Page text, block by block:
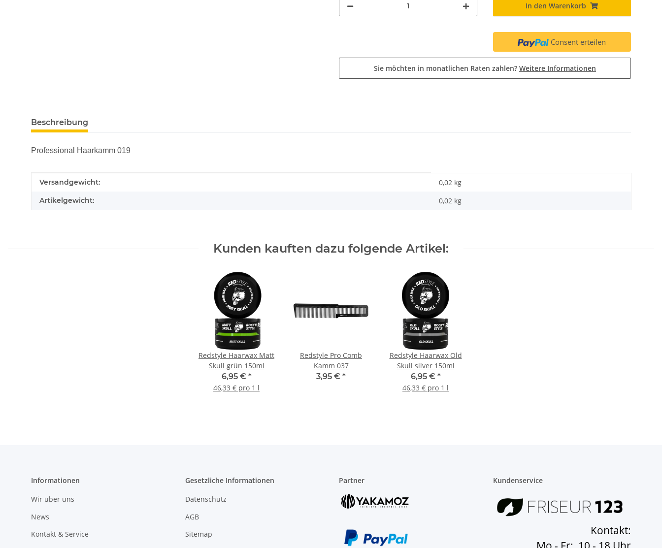
In den Warenkorb
Consent erteilen
Sie möchten in monatlichen Raten zahlen? Weitere Informationen
Beschreibung
Professional Haarkamm 019
Produkteigenschaft
Wert
Versandgewicht: 0,02 kg
Artikelgewicht: 0,02 kg
Kunden kauften dazu folgende Artikel:
Redstyle Haarwax Matt
Skull grün 150ml
6,95 € *
46,33 € pro 1 l
Redstyle Pro Comb
Kamm 037
3,95 € *
Redstyle Haarwax Old
Skull silver 150ml
6,95 € *
46,33 € pro 1 l
Informationen
Wir über uns
News
Kontakt & Service
Gesetzliche Informationen
Datenschutz
AGB
Sitemap
Partner Kundenservice
Kontakt: